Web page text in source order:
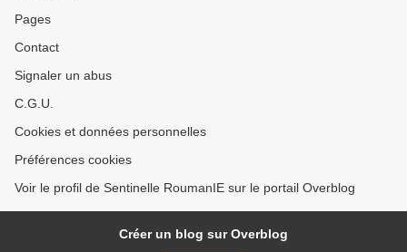
Pages
Contact
Signaler un abus
C.G.U.
Cookies et données personnelles
Préférences cookies
Voir le profil de Sentinelle RoumanIE sur le portail Overblog
Créer un blog sur Overblog